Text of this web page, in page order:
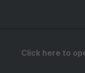
Click here to